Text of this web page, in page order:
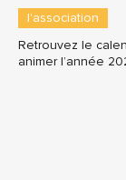
l'association
Retrouvez le
animer l’année